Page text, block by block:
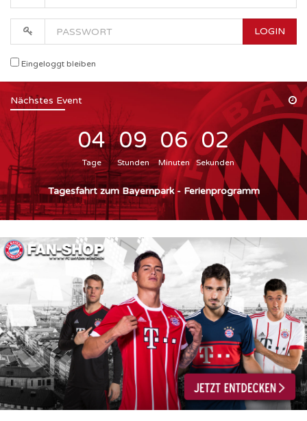
LOGIN
Eingeloggt bleiben
Nächstes Event
04
Tage
09
Stunden
06
Minuten
00
1
Sekunden
Tagesfahrt zum Bayernpark - Ferienprogramm